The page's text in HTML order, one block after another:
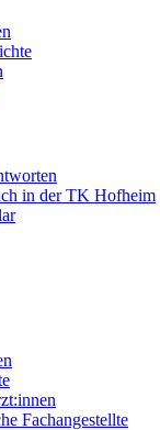
in der TK Hofheim
Fachangestellte